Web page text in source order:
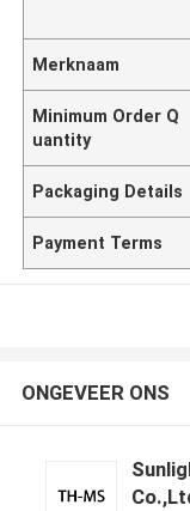
Merknaam
Minimum Order Q
uantity
Packaging Details
Payment Terms
ONGEVEER ONS